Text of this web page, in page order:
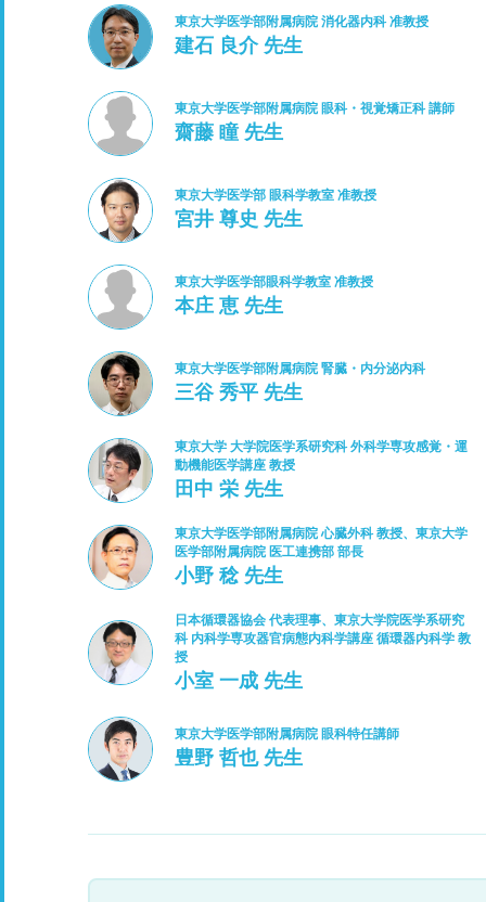
東京大学医学部附属病院 消化器内科 准教授
建石 良介 先生
東京大学医学部附属病院 眼科・視覚矯正科 講師
齋藤 瞳 先生
東京大学医学部 眼科学教室 准教授
宮井 尊史 先生
東京大学医学部眼科学教室 准教授
本庄 恵 先生
東京大学医学部附属病院 腎臓・内分泌内科
三谷 秀平 先生
東京大学 大学院医学系研究科 外科学専攻感覚・運
動機能医学講座 教授
田中 栄 先生
東京大学医学部附属病院 心臓外科 教授、東京大学
医学部附属病院 医工連携部 部長
小野 稔 先生
日本循環器協会 代表理事、東京大学院医学系研究
科 内科学専攻器官病態内科学講座 循環器内科学 教
授
小室 一成 先生
東京大学医学部附属病院 眼科特任講師
豊野 哲也 先生